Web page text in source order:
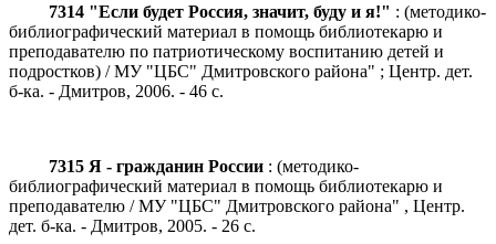
7314 "Если будет Россия, значит, буду и я!" : (методико-
библиографический материал в помощь библиотекарю и
преподавателю по патриотическому воспитанию детей и
подростков) / МУ "ЦБС" Дмитровского района" ; Центр. дет.
б-ка. - Дмитров, 2006. - 46 с.
7315 Я - гражданин России : (методико-
библиографический материал в помощь библиотекарю и
преподавателю / МУ "ЦБС" Дмитровского района" , Центр.
дет. б-ка. - Дмитров, 2005. - 26 с.